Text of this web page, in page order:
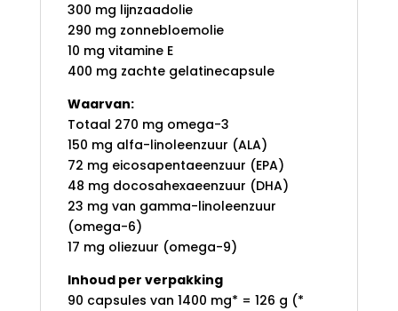
300 mg lijnzaadolie
290 mg zonnebloemolie
10 mg vitamine E
400 mg zachte gelatinecapsule
Waarvan:
Totaal 270 mg omega-3
150 mg alfa-linoleenzuur (ALA)
72 mg eicosapentaeenzuur (EPA)
48 mg docosahexaeenzuur (DHA)
23 mg van gamma-linoleenzuur
(omega-6)
17 mg oliezuur (omega-9)
Inhoud per verpakking
90 capsules van 1400 mg* = 126 g (*